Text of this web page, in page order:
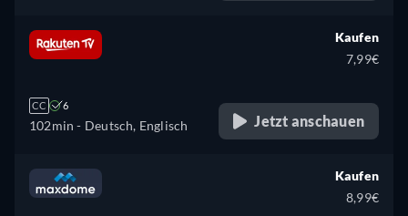
CC 6
102min - Deutsch, Englisch
Kaufen
7,99€
Jetzt anschauen
Kaufen
8,99€